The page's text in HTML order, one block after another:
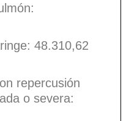
48.310,62
repercusión
o severa: